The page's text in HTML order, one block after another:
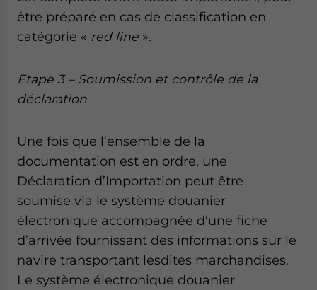
être préparé en cas de classification en
catégorie « red line ».
Etape 3 – Soumission et contrôle de la
déclaration
Une fois que l’ensemble de la
documentation est en ordre, une
Déclaration d’Importation peut être
soumise via le système douanier
électronique accompagnée d’une fiche
d’arrivée fournissant des informations sur le
navire transportant lesdites marchandises.
Le système électronique douanier